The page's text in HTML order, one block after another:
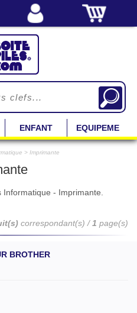
ENFANT EQUIPEMENT
> Imprimante
- Imprimante.
correspondant(s) /1 page(s)
BROTHER